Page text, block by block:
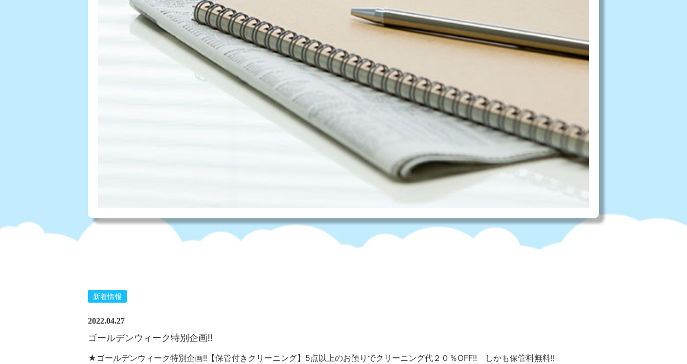
新着情報
2022.04.27
ゴールデンウィーク特別企画!!
★ゴールデンウィーク特別企画!!【保管付きクリーニング】5点以上のお預りでクリーニング代２０％OFF!! しかも保管料無料!!